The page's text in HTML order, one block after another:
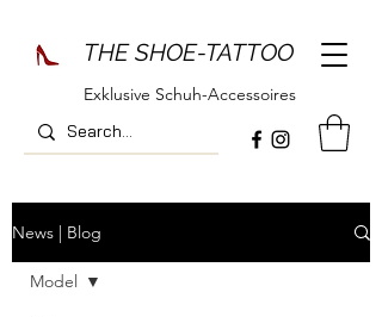
THE SHOE-TATTOO
Exklusive Schuh-Accessoires
News | Blog
Model